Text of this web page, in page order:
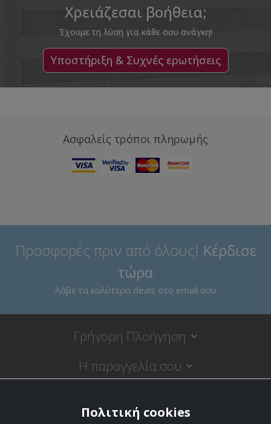
Χρειάζεσαι βοήθεια;
Έχουμε τη λύση για κάθε σου ανάγκη!
Υποστήριξη & Συχνές ερωτήσεις
Ασφαλείς τρόποι πληρωμής
Προσφορές πριν από όλους! Κέρδισε
τώρα
Λάβε τα καλύτερα deals στο email σου
Γρήγορη Πλοήγηση
Η παραγγελία σου
Πολιτική cookies